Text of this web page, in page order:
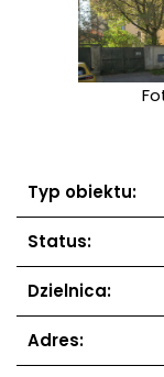
Typ obiektu:
Status:
Dzielnica:
Adres: